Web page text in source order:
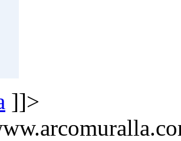
]]>